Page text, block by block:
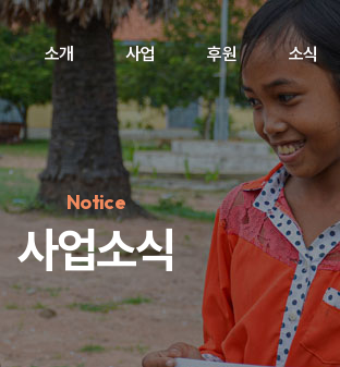
소개 사업 후원 소식
스#캠페인#팬덤후원
Notice
사업소식